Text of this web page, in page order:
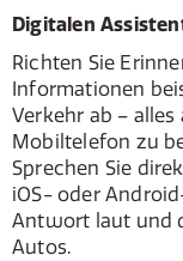
Digitalen
Richten Sie
Informationen
Verkehr ab –
Mobiltelefon zu
Sprechen Sie
iOS- oder
Antwort laut und
Autos.